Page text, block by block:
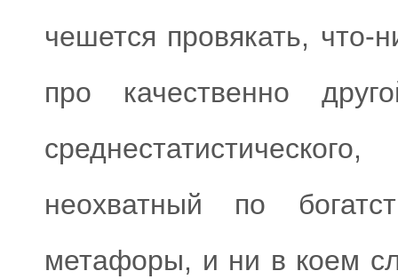
чешется провякать, что-
про качественно
неохватный по
метафоры, и ни в коем